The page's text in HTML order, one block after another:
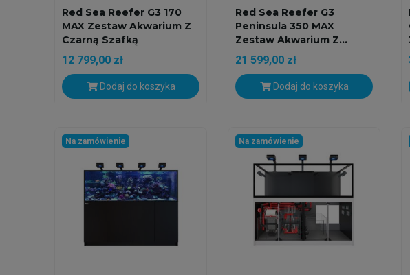
Red Sea Reefer G3 170
MAX Zestaw Akwarium Z
Czarną Szafką
12 799,00 zł
Dodaj do koszyka
Red Sea Reefer G3
Peninsula 350 MAX
Zestaw Akwarium Z...
21 599,00 zł
Dodaj do koszyka
Na zamówienie Na zamówienie